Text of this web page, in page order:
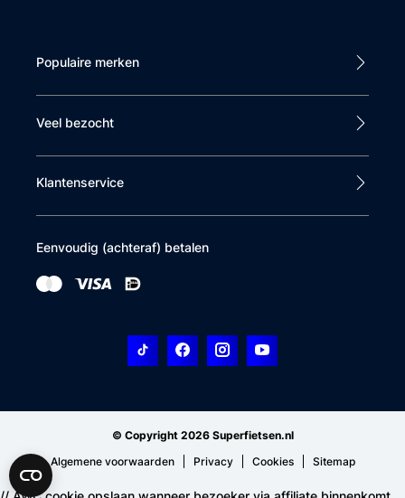
Populaire merken
Veel bezocht
Klantenservice
Eenvoudig (achteraf) betalen
© Copyright 2026 Superfietsen.nl
Algemene voorwaarden
Privacy Cookies Sitemap